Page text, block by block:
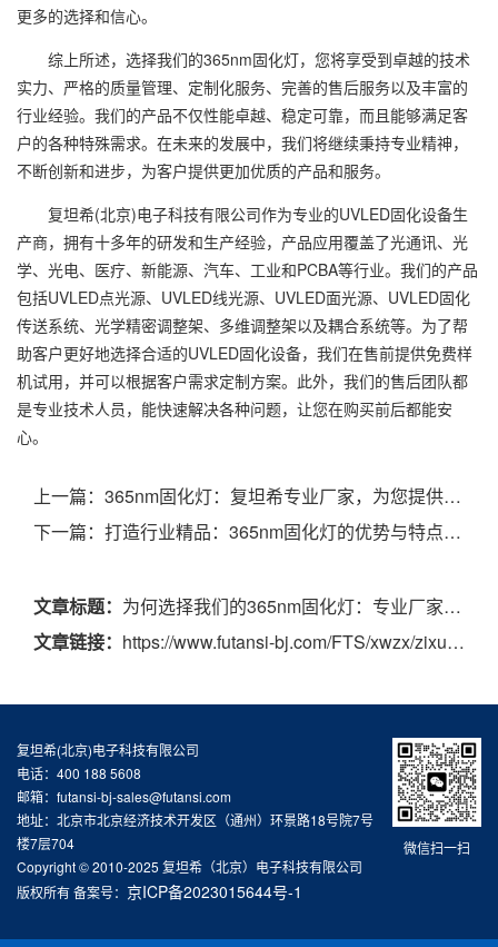
更多的选择和信心。
综上所述，选择我们的365nm固化灯，您将享受到卓越的技术
实力、严格的质量管理、定制化服务、完善的售后服务以及丰富的
行业经验。我们的产品不仅性能卓越、稳定可靠，而且能够满足客
户的各种特殊需求。在未来的发展中，我们将继续秉持专业精神，
不断创新和进步，为客户提供更加优质的产品和服务。
复坦希(北京)电子科技有限公司作为专业的UVLED固化设备生
产商，拥有十多年的研发和生产经验，产品应用覆盖了光通讯、光
学、光电、医疗、新能源、汽车、工业和PCBA等行业。我们的产品
包括UVLED点光源、UVLED线光源、UVLED面光源、UVLED固化
传送系统、光学精密调整架、多维调整架以及耦合系统等。为了帮
助客户更好地选择合适的UVLED固化设备，我们在售前提供免费样
机试用，并可以根据客户需求定制方案。此外，我们的售后团队都
是专业技术人员，能快速解决各种问题，让您在购买前后都能安
心。
上一篇： 365nm固化灯：复坦希专业厂家，为您提供一站式解决方案
下一篇： 打造行业精品：365nm固化灯的优势与特点解析
文章标题： 为何选择我们的365nm固化灯：专业厂家解析竞争优势
文章链接： https://www.futansi-bj.com/FTS/xwzx/zixun/410.html
微信扫一扫
复坦希(北京)电子科技有限公司
电话：400 188 5608
邮箱：futansi-bj-sales@futansi.com
地址：北京市北京经济技术开发区（通州）环景路18号院7号
楼7层704
Copyright © 2010-2025 复坦希（北京）电子科技有限公司
版权所有 备案号： 京ICP备2023015644号-1